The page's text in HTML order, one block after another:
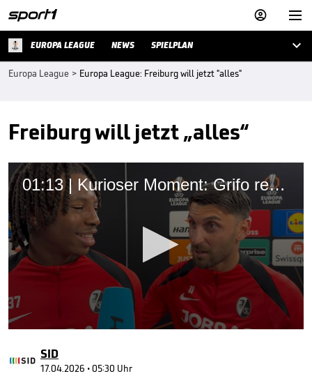


EUROPA LEAGUE NEWS SPIELPLAN 
Europa League > Europa League: Freiburg will jetzt "alles"
Freiburg will jetzt „alles“
01:13 | Kurioser Moment: Grifo rettet Mitspieler
of
1
SID
17.04.2026 • 05:30 Uhr